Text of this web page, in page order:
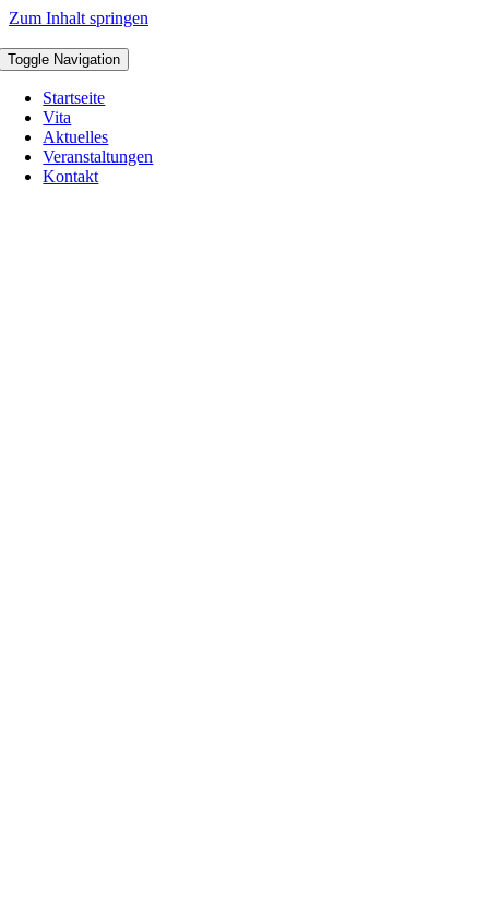
Zum Inhalt springen
Toggle Navigation
Startseite
Vita
Aktuelles
Veranstaltungen
Kontakt